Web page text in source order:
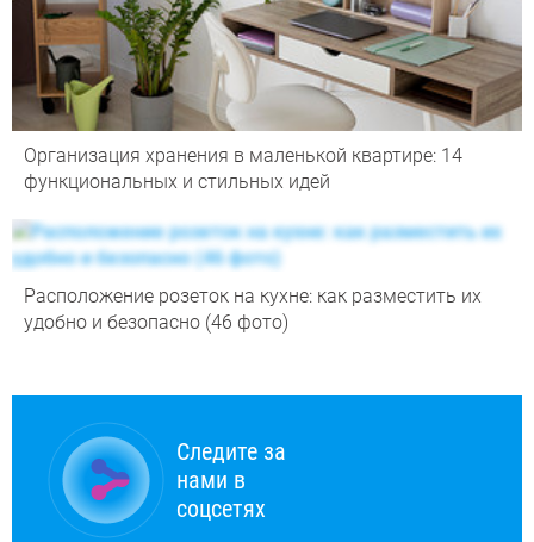
Организация хранения в маленькой квартире: 14
функциональных и стильных идей
Расположение розеток на кухне: как разместить их
удобно и безопасно (46 фото)
Следите за
нами в
соцсетях